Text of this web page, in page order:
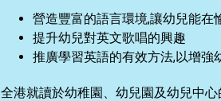
營造豐富的語言環境,讓幼兒能在
提升幼兒對英文歌唱的興趣
推廣學習英語的有效方法,以增強
全港就讀於幼稚園、幼兒園及幼兒中